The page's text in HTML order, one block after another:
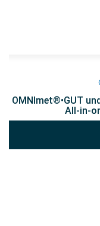
OMNImet®•GUT
All-in-